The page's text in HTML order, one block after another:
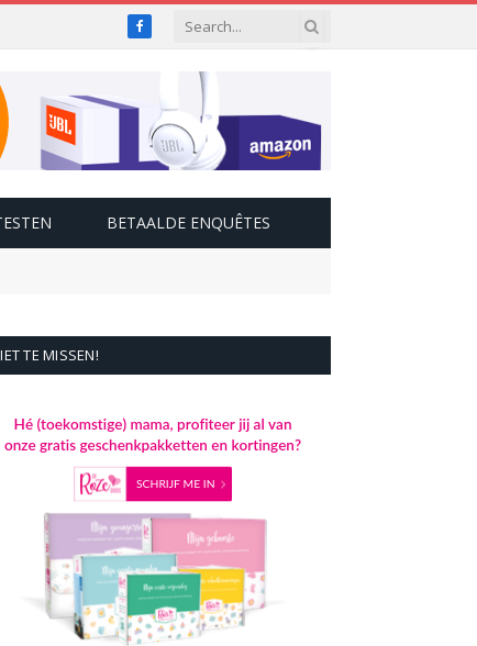
Facebook
BETAALDE ENQUÊTES
TE MISSEN!